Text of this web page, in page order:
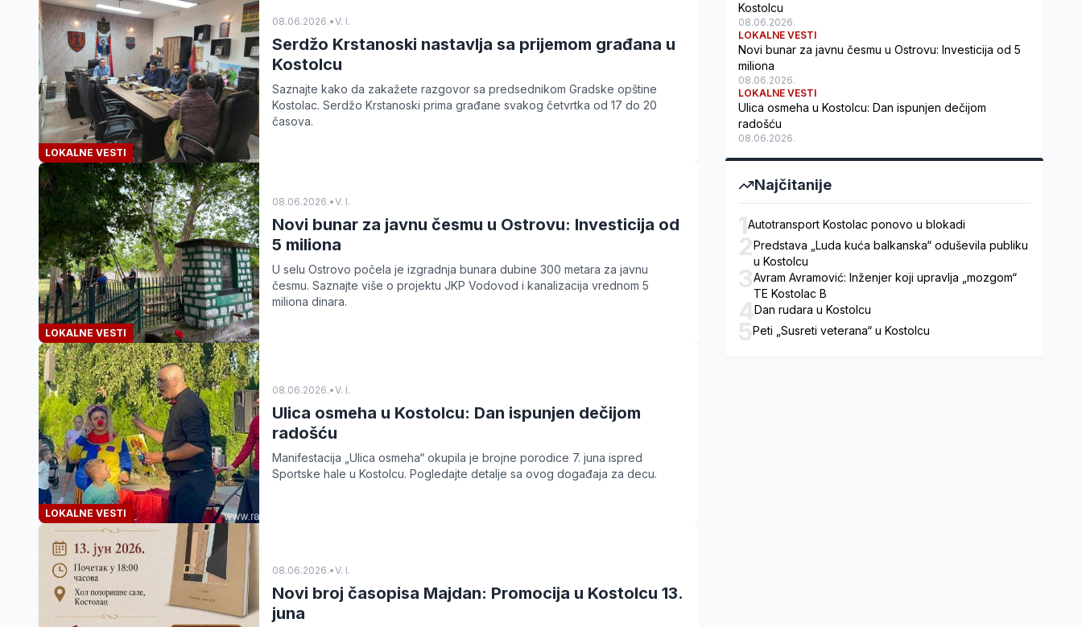
LOKALNE VESTI
08.06.2026.•V. I.
Serdžo Krstanoski nastavlja sa prijemom građana u
Kostolcu
Saznajte kako da zakažete razgovor sa predsednikom Gradske opštine
Kostolac. Serdžo Krstanoski prima građane svakog četvrtka od 17 do 20
časova.
LOKALNE VESTI
08.06.2026.•V. I.
Novi bunar za javnu česmu u Ostrovu: Investicija od
5 miliona
U selu Ostrovo počela je izgradnja bunara dubine 300 metara za javnu
česmu. Saznajte više o projektu JKP Vodovod i kanalizacija vrednom 5
miliona dinara.
LOKALNE VESTI
08.06.2026.•V. I.
Ulica osmeha u Kostolcu: Dan ispunjen dečijom
radošću
Manifestacija „Ulica osmeha“ okupila je brojne porodice 7. juna ispred
Sportske hale u Kostolcu. Pogledajte detalje sa ovog događaja za decu.
08.06.2026.•V. I.
Novi broj časopisa Majdan: Promocija u Kostolcu 13.
juna
Kostolcu
08.06.2026.
LOKALNE VESTI
Novi bunar za javnu česmu u Ostrovu: Investicija od 5
miliona
08.06.2026.
LOKALNE VESTI
Ulica osmeha u Kostolcu: Dan ispunjen dečijom
radošću
08.06.2026.
Najčitanije
1Autotransport Kostolac ponovo u blokadi
2Predstava „Luda kuća balkanska“ oduševila publiku
u Kostolcu
3Avram Avramović: Inženjer koji upravlja „mozgom“
TE Kostolac B
4Dan rudara u Kostolcu
5Peti „Susreti veterana“ u Kostolcu